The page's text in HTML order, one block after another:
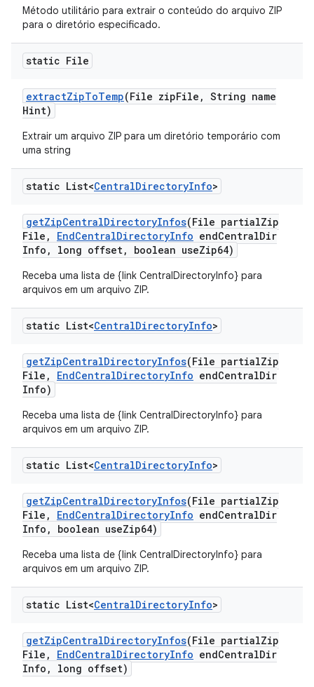
Método utilitário para extrair o conteúdo do arquivo ZIP
para o diretório especificado.
static File
extractZipToTemp(File zipFile , String name
Hint)
Extrair um arquivo ZIP para um diretório temporário com
uma string
static List<CentralDirectoryInfo>
getZipCentralDirectoryInfos(File partialZip
File , EndCentralDirectoryInfo endCentralDir
Info , long offset, boolean useZip64)
Receba uma lista de {link CentralDirectoryInfo} para
arquivos em um arquivo ZIP.
static List<CentralDirectoryInfo>
getZipCentralDirectoryInfos(File partialZip
File , EndCentralDirectoryInfo endCentralDir
Info)
Receba uma lista de {link CentralDirectoryInfo} para
arquivos em um arquivo ZIP.
static List<CentralDirectoryInfo>
getZipCentralDirectoryInfos(File partialZip
File , EndCentralDirectoryInfo endCentralDir
Info , boolean useZip64)
Receba uma lista de {link CentralDirectoryInfo} para
arquivos em um arquivo ZIP.
static List<CentralDirectoryInfo>
getZipCentralDirectoryInfos(File partialZip
File , EndCentralDirectoryInfo endCentralDir
Info , long offset)